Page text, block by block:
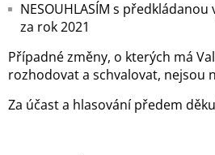
NESOUHLASÍM s
za rok 2021
Případné změny, o kterých má
rozhodovat a schvalovat, nejsou
Za účast a hlasování předem